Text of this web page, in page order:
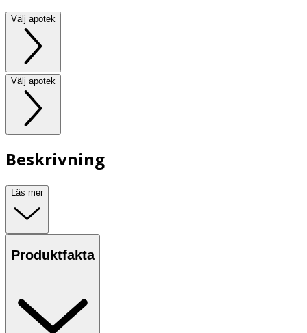
Välj apotek
Välj apotek
Beskrivning
Läs mer
Produktfakta